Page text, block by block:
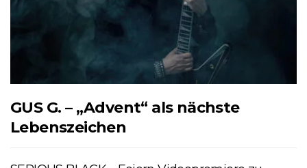
GUS G. – „Advent“ als nächste
Lebenszeichen